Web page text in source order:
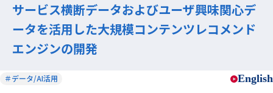
サービス横断データおよびユーザ興味関心デ
ータを活用した大規模コンテンツレコメンド
エンジンの開発
＃データ/AI活用 English